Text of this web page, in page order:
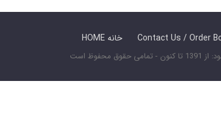
HOME خانه
حقوق محفوظ است